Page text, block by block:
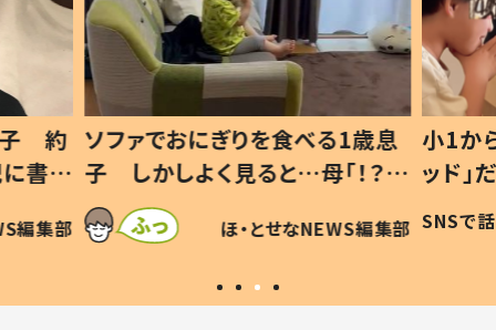
歳息
？」
編集部
小1から不登校、息子は「ギフテ
ッド」だった 父が“ウチ給食”を
作り続ける理由とは #令和の親
#令和の子
SNSで話題 ほ・とせなNEWS編集部
ひ孫
が、抱
「涙
い」